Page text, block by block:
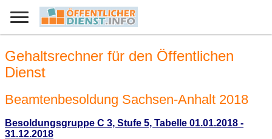
Gehaltsrechner für den Öffentlichen
Dienst
Beamtenbesoldung Sachsen-Anhalt 2018
Besoldungsgruppe C 3, Stufe 5, Tabelle 01.01.2018 -
31.12.2018